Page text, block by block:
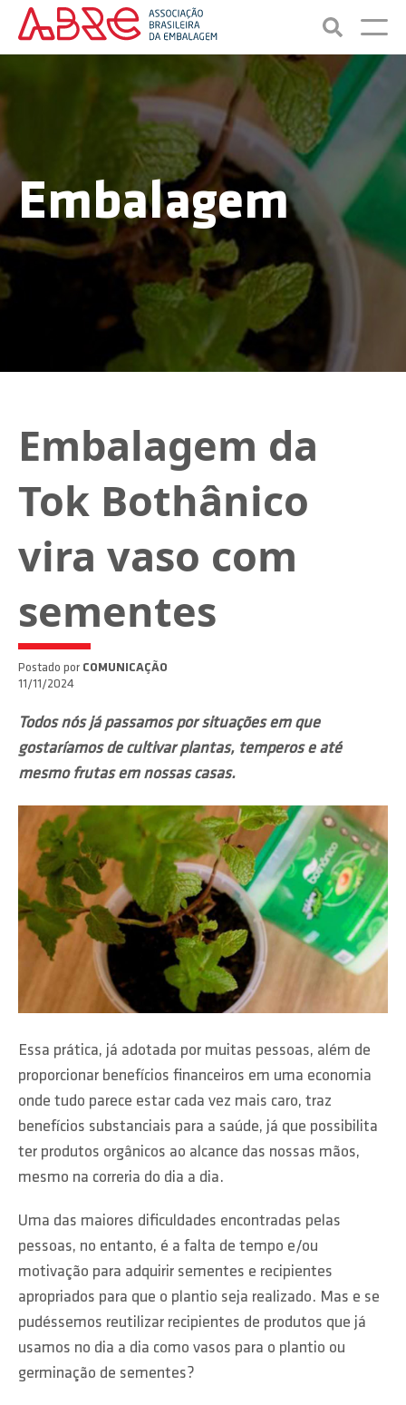
Embalagem
Embalagem da
Tok Bothânico
vira vaso com
sementes
Postado por COMUNICAÇÃO
11/11/2024
Todos nós já passamos por situações em que
gostaríamos de cultivar plantas, temperos e até
mesmo frutas em nossas casas.
Essa prática, já adotada por muitas pessoas, além de
proporcionar benefícios financeiros em uma economia
onde tudo parece estar cada vez mais caro, traz
benefícios substanciais para a saúde, já que possibilita
ter produtos orgânicos ao alcance das nossas mãos,
mesmo na correria do dia a dia.
​Uma das maiores dificuldades encontradas pelas
pessoas, no entanto, é a falta de tempo e/ou
motivação para adquirir sementes e recipientes
apropriados para que o plantio seja realizado. Mas e se
pudéssemos reutilizar recipientes de produtos que já
usamos no dia a dia como vasos para o plantio ou
germinação de sementes?